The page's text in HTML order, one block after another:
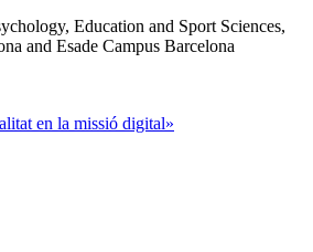
Education and Sport Sciences,
and Esade Campus Barcelona
en la missió digital»